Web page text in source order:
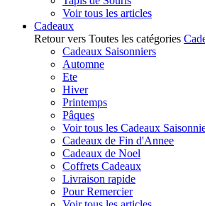
Voir tous les articles
Cadeaux
Retour vers Toutes les catégories
Cadeaux Saisonniers
Automne
Ete
Hiver
Printemps
Pâques
Voir tous les Cadeaux
Cadeaux de Fin d'Annee
Cadeaux de Noel
Coffrets Cadeaux
Livraison rapide
Pour Remercier